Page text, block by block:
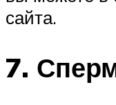
сайта.
7.